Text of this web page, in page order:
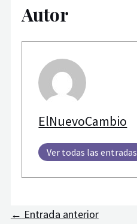
Autor
ElNuevoCambio
Ver todas las entradas
← Entrada anterior